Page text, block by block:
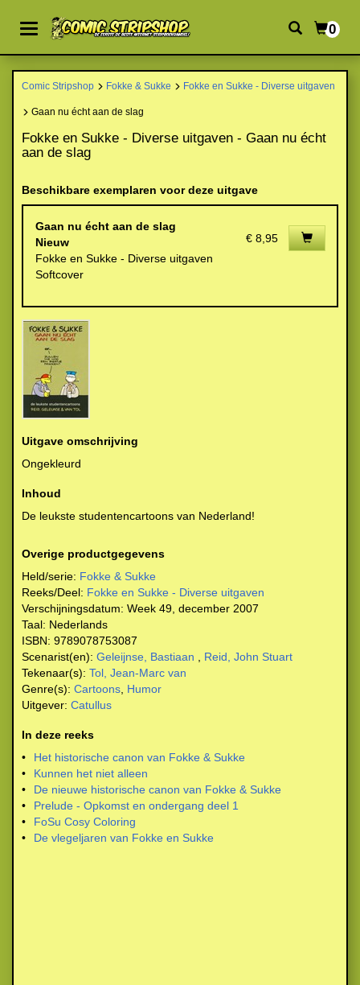
0
Comic Stripshop Fokke & Sukke Fokke en Sukke - Diverse uitgaven
Gaan nu écht aan de slag
Fokke en Sukke - Diverse uitgaven - Gaan nu écht
aan de slag
Beschikbare exemplaren voor deze uitgave
Gaan nu écht aan de slag
Nieuw
Fokke en Sukke - Diverse uitgaven
Softcover
€ 8,95
Uitgave omschrijving
Ongekleurd
Inhoud
De leukste studentencartoons van Nederland!
Overige productgegevens
Held/serie: Fokke & Sukke
Reeks/Deel: Fokke en Sukke - Diverse uitgaven
Verschijningsdatum: Week 49, december 2007
Taal: Nederlands
ISBN: 9789078753087
Scenarist(en): Geleijnse, Bastiaan
Reid, John Stuart
Tekenaar(s): Tol, Jean-Marc van
Genre(s): Cartoons Humor
Uitgever: Catullus
In deze reeks
•
Het historische canon van Fokke & Sukke
•
Kunnen het niet alleen
•
De nieuwe historische canon van Fokke & Sukke
•
Prelude - Opkomst en ondergang deel 1
•
FoSu Cosy Coloring
•
De vlegeljaren van Fokke en Sukke